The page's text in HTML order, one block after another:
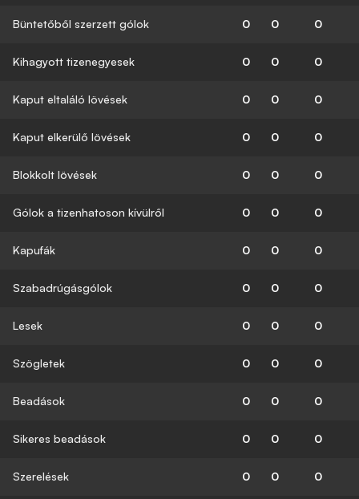
Büntetőből szerzett gólok 0 0 0
Kihagyott tizenegyesek 0 0 0
Kaput eltaláló lövések 0 0 0
Kaput elkerülő lövések 0 0 0
Blokkolt lövések 0 0 0
Gólok a tizenhatoson kívülről 0 0 0
Kapufák 0 0 0
Szabadrúgásgólok 0 0 0
Lesek 0 0 0
Szögletek 0 0 0
Beadások 0 0 0
Sikeres beadások 0 0 0
Szerelések 0 0 0